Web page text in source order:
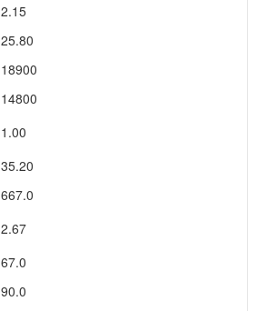
2.15
25.80
18900
14800
1.00
35.20
667.0
2.67
67.0
90.0